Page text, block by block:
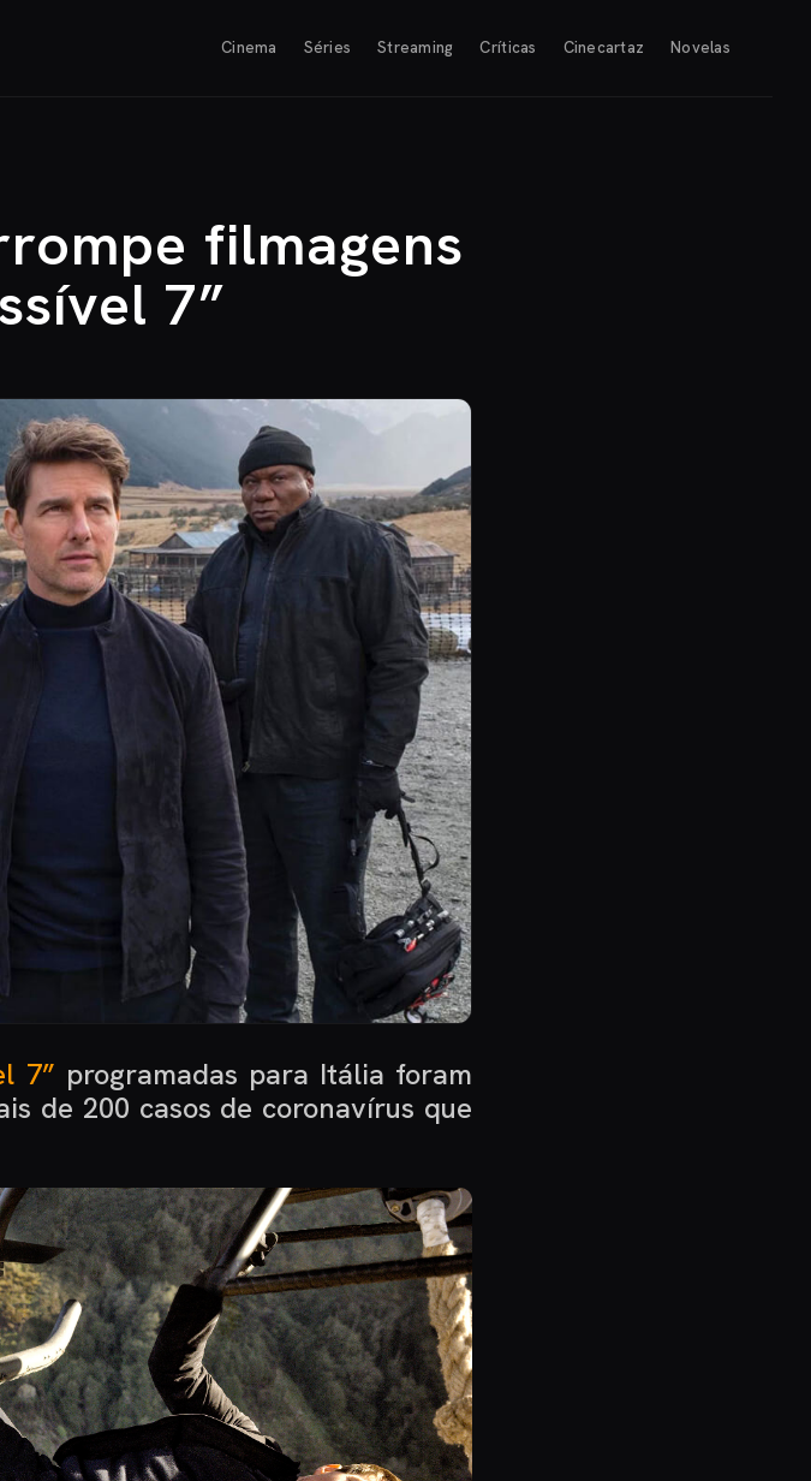
Cinema Séries Streaming Críticas Cinecartaz Novelas
filmagens
7”
7” programadas para Itália foram
de 200 casos de coronavírus que